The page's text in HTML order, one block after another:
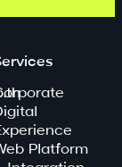
Platform